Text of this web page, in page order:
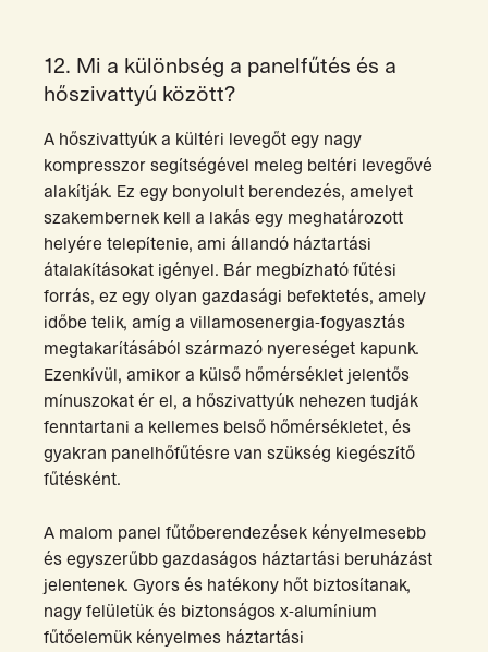
12. Mi a különbség a panelfűtés és a
hőszivattyú között?
A hőszivattyúk a kültéri levegőt egy nagy
kompresszor segítségével meleg beltéri levegővé
alakítják. Ez egy bonyolult berendezés, amelyet
szakembernek kell a lakás egy meghatározott
helyére telepítenie, ami állandó háztartási
átalakításokat igényel. Bár megbízható fűtési
forrás, ez egy olyan gazdasági befektetés, amely
időbe telik, amíg a villamosenergia-fogyasztás
megtakarításából származó nyereséget kapunk.
Ezenkívül, amikor a külső hőmérséklet jelentős
mínuszokat ér el, a hőszivattyúk nehezen tudják
fenntartani a kellemes belső hőmérsékletet, és
gyakran panelhőfűtésre van szükség kiegészítő
fűtésként.
A malom panel fűtőberendezések kényelmesebb
és egyszerűbb gazdaságos háztartási beruházást
jelentenek. Gyors és hatékony hőt biztosítanak,
nagy felületük és biztonságos x-alumínium
fűtőelemük kényelmes háztartási